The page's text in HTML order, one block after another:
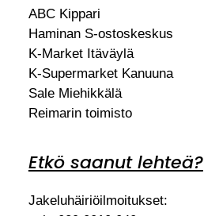
ABC Kippari
Haminan S-ostoskeskus
K-Market Itäväylä
K-Supermarket Kanuuna
Sale Miehikkälä
Reimarin toimisto
Etkö saanut lehteä?
Jakeluhäiriöilmoitukset: